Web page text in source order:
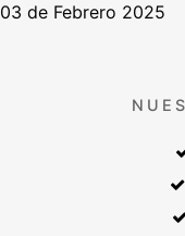
03 de Febrero 2025